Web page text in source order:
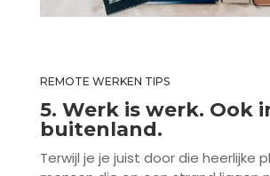
REMOTE WERKEN TIPS
5. Werk is werk. Ook
buitenland.
Terwijl je je juist door die heerlijke